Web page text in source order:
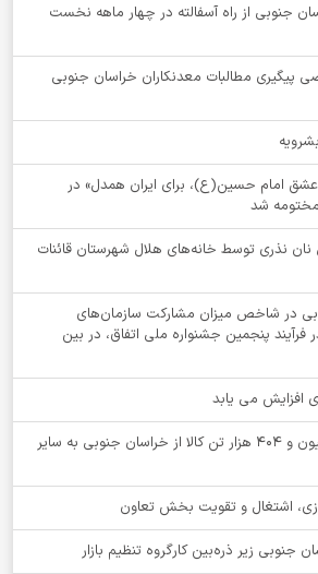
خراسان جنوبی از راه آسفالته در چهار ماهه نخست
پیگیری مطالبات معدنکاران خراسان جنوبی
عشق امام حسین(ع)، برای ایران همدل» در
شد
هزار قرص نان نذری توسط خانه‌های هلال شهرستان قائنات
جنوبی در شاخص میزان مشارکت سازمان‌های
فرآیند پنجمین جشنواره ملی اتفاق، در بین
افزایش می یابد
جابه جایی بیش از 2 میلیون و 404 هزار تن کالا از خراسان جنوبی به سایر
اشتغال و تقویت بخش تعاون
جنوبی زیر ذره‌بین کارگروه تنظیم بازار